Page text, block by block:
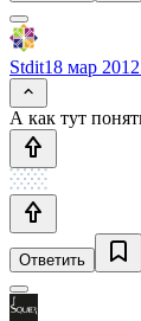
Stdit18 мар
А как тут
Ответить